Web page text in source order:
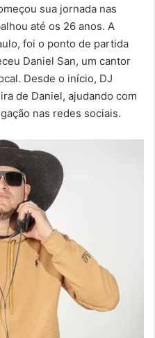
sua jornada nas
até os 26 anos. A
foi o ponto de partida
Daniel San, um cantor
Desde o início, DJ
de Daniel, ajudando com
nas redes sociais.